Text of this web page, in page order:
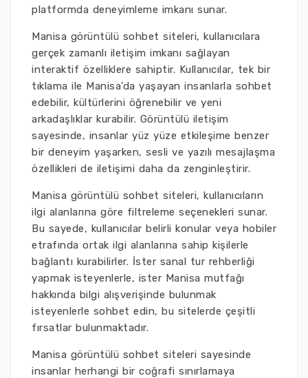
platformda deneyimleme imkanı sunar.
Manisa görüntülü sohbet siteleri, kullanıcılara
gerçek zamanlı iletişim imkanı sağlayan
interaktif özelliklere sahiptir. Kullanıcılar, tek bir
tıklama ile Manisa'da yaşayan insanlarla sohbet
edebilir, kültürlerini öğrenebilir ve yeni
arkadaşlıklar kurabilir. Görüntülü iletişim
sayesinde, insanlar yüz yüze etkileşime benzer
bir deneyim yaşarken, sesli ve yazılı mesajlaşma
özellikleri de iletişimi daha da zenginleştirir.
Manisa görüntülü sohbet siteleri, kullanıcıların
ilgi alanlarına göre filtreleme seçenekleri sunar.
Bu sayede, kullanıcılar belirli konular veya hobiler
etrafında ortak ilgi alanlarına sahip kişilerle
bağlantı kurabilirler. İster sanal tur rehberliği
yapmak isteyenlerle, ister Manisa mutfağı
hakkında bilgi alışverişinde bulunmak
isteyenlerle sohbet edin, bu sitelerde çeşitli
fırsatlar bulunmaktadır.
Manisa görüntülü sohbet siteleri sayesinde
insanlar herhangi bir coğrafi sınırlamaya